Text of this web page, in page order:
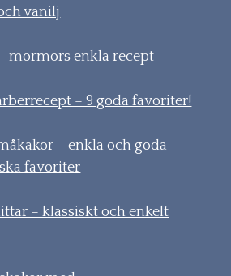
vanilj
mormors enkla recept
– 9 goda favoriter!
– enkla och goda
favoriter
– klassiskt och enkelt